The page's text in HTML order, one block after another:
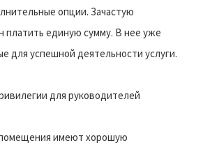
опции. Зачастую
платить единую сумму. В нее уже
для успешной деятельности услуги.
для руководителей
имеют хорошую